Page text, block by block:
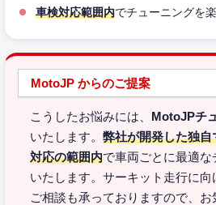
車検対応範囲内でチューニングを
MotoJP からのご提案
こうしたお悩みには、 MotoJPチ
いたします。 弊社が開発した独自
対応の範囲内で車両ごとに最適
いたします。サーキット走行に
ご相談も承っておりますので、